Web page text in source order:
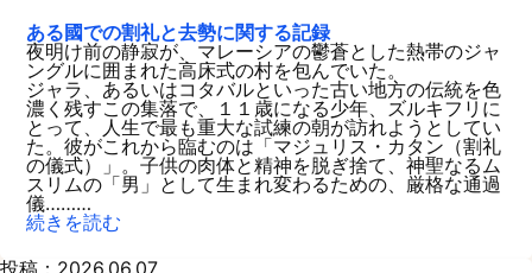
ある國での割礼と去勢に関する記録
夜明け前の静寂が、マレーシアの鬱蒼とした熱帯のジャ
ングルに囲まれた高床式の村を包んでいた。
ジャラ、あるいはコタバルといった古い地方の伝統を色
濃く残すこの集落で、１１歳になる少年、ズルキフリに
とって、人生で最も重大な試練の朝が訪れようとしてい
た。彼がこれから臨むのは「マジュリス・カタン（割礼
の儀式）」。子供の肉体と精神を脱ぎ捨て、神聖なるム
スリムの「男」として生まれ変わるための、厳格な通過
儀………
続きを読む
投稿：2026.06.07